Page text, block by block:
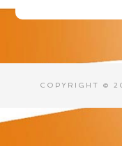
COPYRIGHT ©